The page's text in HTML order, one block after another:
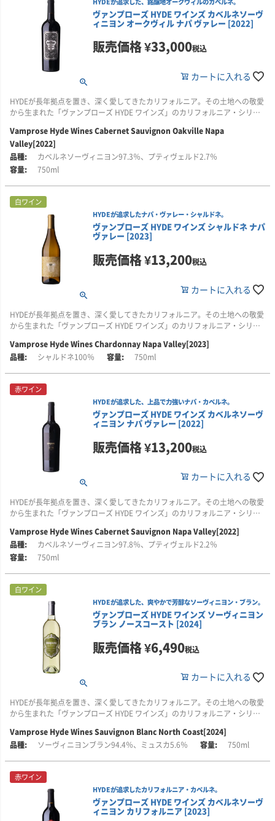
設立以来40年以上にわたり、化学肥料や除草剤を一切使用せず、ブドウの搾
りかすや草木を堆肥として再利用。カバークロップ（被覆作物）を植えるこ
とで土壌の生態系を守り、ブドウを自然の力で健やかに育てています。
また、羊やヤギによる下草の管理、フクロウや鷹、クモによる害虫駆除な
ど、動物との共存も特徴的です。ワイナリーの電力は100％太陽光発電でま
かなわれ、持続可能なワイン造りを徹底しています。
このようにクライン・ファミリー・セラーズは、創業当初から“自然と共にあ
るワイン造り”を実践し続けています。歴史ある古樹のブドウとサステナブル
な農法が生み出す味わいは、力強さとやさしさを併せ持つ、まさに「大地と
家族の物語」を感じさせるワインです。
れかの産地で収穫されたブドウが使用されています。
■醸造について
収穫後、ブドウは除梗し、果汁を優しく抽出したのち、48時間静置して清澄
化します。その後、低温発酵によって果実味を引き出し、培養酵母を用いて
品種特有のアロマと風味を際立たせました。発酵後は冷却・ろ過を経てボト
リングされます。アルコール度数13.5％。
■クライン・ファミリー・セラーズについて
「ジャグジー風呂」を世に送り出した実業家ヴァレリアーノ・ジャクージの
孫、フレッド・クラインが1982年に設立した家族経営のワイナリーです。現
在はフレッドの子どもたちが第2世代として運営に携わり、家族の絆と伝統を
受け継いでいます。
祖父がかつて手掛けたブドウ畑で、1880年代に植えられた古木のジンファン
ノ・ノワールといった国際品種にも取り組みつつ、現在も15品種以上の古樹
を丁寧に栽培しています。
クラインのワイン造りを支えるのが、フレッド・クライン独自の自然農法
「グリーン・ストリング農法」です。
設立以来40年以上にわたり、化学肥料や除草剤を一切使用せず、ブドウの搾
りかすや草木を堆肥として再利用。カバークロップ（被覆作物）を植えるこ
とで土壌の生態系を守り、ブドウを自然の力で健やかに育てています。
また、羊やヤギによる下草の管理、フクロウや鷹、クモによる害虫駆除な
ど、動物との共存も特徴的です。ワイナリーの電力は100％太陽光発電でま
このようにクライン・ファミリー・セラーズは、創業当初から“自然と共にあ
家族の物語」を感じさせるワインです。
力強く続きます。
■栽培について
カリフォルニア州ノース・コースト地域で収穫されたカベルネ・ソーヴィニ
ョンを使用しています。
ブドウは、メンドシーノ郡で丁寧な栽培管理を行う家族経営の農家から調達
されています。ホップランドやユカイア周辺の西向き斜面にある畑では、豊
成熟期間を経て、完熟したブドウが育ちます。
ノース・コースト地域とは、カリフォルニア北部に位置するナパ郡、ソラノ
郡、ソノマ郡、レイク郡、メンドシーノ郡、マリン郡を指し、これらのいず
れかの産地で収穫されたブドウが使用されています。
します。発酵中は2週間にわたり、1日2～3回のポンピングオーバーを実施。
圧搾後、45％新樽のアメリカンオークで15か月間熟成させ、その間にマロラ
クティック発酵も行います。最終的にブレンドを行い、瓶詰めされます。ア
ルコール度数14％。
■クライン・ファミリー・セラーズについて
「ジャグジー風呂」を世に送り出した実業家ヴァレリアーノ・ジャクージの
孫、フレッド・クラインが1982年に設立した家族経営のワイナリーです。現
在はフレッドの子どもたちが第2世代として運営に携わり、家族の絆と伝統を
受け継いでいます。
デルやカリニャンを大切に守りながら、歴史あるブドウからワイン造りを再
出発させました。1989年にはソノマに新たな畑を取得し、シャルドネやピ
クラインのワイン造りを支えるのが、フレッド・クライン独自の自然農法
「グリーン・ストリング農法」です。
設立以来40年以上にわたり、化学肥料や除草剤を一切使用せず、ブドウの搾
りかすや草木を堆肥として再利用。カバークロップ（被覆作物）を植えるこ
とで土壌の生態系を守り、ブドウを自然の力で健やかに育てています。
また、羊やヤギによる下草の管理、フクロウや鷹、クモによる害虫駆除な
ど、動物との共存も特徴的です。ワイナリーの電力は100％太陽光発電でま
かなわれ、持続可能なワイン造りを徹底しています。
るワイン造り”を実践し続けています。歴史ある古樹のブドウとサステナブル
な農法が生み出す味わいは、力強さとやさしさを併せ持つ、まさに「大地と
家族の物語」を感じさせるワインです。
ヴァンプローズ HYDE ワインズ カベルネソーヴ
ィニヨン オークヴィル ナパ ヴァレー [2022]
販売価格¥33,000税込
カートに入れる
HYDEが長年拠点を置き、深く愛してきたカリフォルニア。その土地への敬愛
から生まれた「ヴァンプローズ HYDE ワインズ」のカリフォルニア・シリー
「シルヴァー・オーク」で世界的な名声を築いたダニエル・バロン氏と、日
本人醸造家・平林園枝氏が監修。二人の卓越した技術と繊細な感性に、HYDE
の美学を重ねました。
ブドウの産地は、ナパ・ヴァレー屈指の銘醸地オークヴィル。カベルネ・ソ
ーヴィニヨンを主体に、わずかなプティ・ヴェルドをブレンドしています。
凝縮感のある果実味と洗練されたタンニン、長く滑らかな余韻を備えた、フ
ルボディの赤ワインです。
■このワインはこんな方におすすめ
・HYDEの音楽や世界観がお好きな方
・ブラックベリーやセージ、ナツメグを思わせる複雑な香りを楽しみたい方
・力強さだけでなく、洗練されたタンニンや滑らかな余韻も重視する方
・銘醸地オークヴィルのカベルネ・ソーヴィニヨンを味わってみたい方
Vamprose Hyde Wines Cabernet Sauvignon Oakville Napa
Valley[2022]
カベルネソーヴィニヨン97.3％、プティヴェルド2.7％
750ml
白ワイン
HYDEが追求したナパ・ヴァレー・シャルドネ。
ヴァンプローズ HYDE ワインズ シャルドネ ナパ
ヴァレー [2023]
販売価格¥13,200税込
カートに入れる
HYDEが長年拠点を置き、深く愛してきたカリフォルニア。その土地への敬愛
から生まれた「ヴァンプローズ HYDE ワインズ」のカリフォルニア・シリー
「シルヴァー・オーク」で世界的な名声を築いたダニエル・バロン氏と、日
ブドウの産地は、ナパ・ヴァレー最南端の銘醸地ロス・カーネロス。サンパ
ブロ湾から流れ込む冷涼な霧と風が育んだ、美しい酸と豊かな果実味を備え
たシャルドネから造られます。エレガンスとリッチなボディが調和した、辛
口の白ワインです。
■このワインはこんな方におすすめ
・HYDEの音楽や世界観がお好きな方
・白桃やリンゴの花、バニラを思わせる華やかな香りを楽しみたい方
・豊かな果実味だけでなく、生き生きとした酸や長い余韻も重視する方
Vamprose Hyde Wines Chardonnay Napa Valley[2023]
シャルドネ100％
750ml
赤ワイン
HYDEが追求した、上品で力強いナパ・カベルネ。
ヴァンプローズ HYDE ワインズ カベルネソーヴ
ィニヨン ナパ ヴァレー [2022]
販売価格¥13,200税込
カートに入れる
HYDEが長年拠点を置き、深く愛してきたカリフォルニア。その土地への敬愛
から生まれた「ヴァンプローズ HYDE ワインズ」のカリフォルニア・シリー
「シルヴァー・オーク」で世界的な名声を築いたダニエル・バロン氏と、日
本人醸造家・平林園枝氏が監修。卓越した技術と繊細な感性を融合させ、
銘醸地ナパ・ヴァレーの完熟したカベルネ・ソーヴィニヨンに、わずかなプ
ティ・ヴェルドをブレンド。リッチな果実味と重厚さを備えながら、エレガ
ントなバランスと長い余韻を楽しめるフルボディの赤ワインです。
■このワインはこんな方におすすめ
・HYDEの音楽や世界観がお好きな方
・カシスやダークチョコレートを思わせる、複雑な香りの赤ワインがお好き
・リッチな果実味と重厚さを備えた、フルボディのナパ・カベルネを楽しみ
・力強さだけでなく、エレガントなバランスと長い余韻も重視する方
Vamprose Hyde Wines Cabernet Sauvignon Napa Valley[2022]
カベルネソーヴィニヨン97.8％、プティヴェルド2.2％
750ml
白ワイン
HYDEが追求した、爽やかで芳醇なソーヴィニヨン・ブラン。
ヴァンプローズ HYDE ワインズ ソーヴィニヨン
ブラン ノースコースト [2024]
販売価格¥6,490税込
カートに入れる
HYDEが長年拠点を置き、深く愛してきたカリフォルニア。その土地への敬愛
から生まれた「ヴァンプローズ HYDE ワインズ」のカリフォルニア・シリー
「シルヴァー・オーク」で世界的な名声を築いたダニエル・バロン氏と、日
冷涼なメンドシーノ産ブドウを主体に、太陽を浴びたローダイ産ブドウをブ
レンド。ライムを思わせる爽やかさに、ライチやメロンのような芳醇な果実
味と厚みを重ねた、辛口の白ワインです。
Vamprose Hyde Wines Sauvignon Blanc North Coast[2024]
ソーヴィニヨンブラン94.4％、ミュスカ5.6％
750ml
赤ワイン
HYDEが追求したカリフォルニア・カベルネ。
ヴァンプローズ HYDE ワインズ カベルネソーヴ
ィニヨン カリフォルニア [2023]